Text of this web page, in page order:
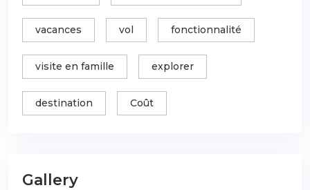
vacances vol fonctionnalité
visite en famille explorer
destination Coût
Gallery